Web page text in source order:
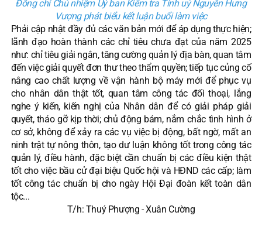
Đồng chí Chủ nhiệm Uỷ ban Kiểm tra Tỉnh uỷ Nguyễn Hưng
Vượng phát biểu kết luận buổi làm việc
Phải cập nhật đầy đủ các văn bản mới để áp dụng thực hiện;
lãnh đạo hoàn thành các chỉ tiêu chưa đạt của năm 2025
như: chỉ tiêu giải ngân, tăng cường quản lý địa bàn, quan tâm
đến việc giải quyết đơn thư theo thẩm quyền; tiếp tục củng cố
nâng cao chất lượng về vận hành bộ máy mới để phục vụ
cho nhân dân thật tốt, quan tâm công tác đối thoại, lắng
nghe ý kiến, kiến nghị của Nhân dân để có giải pháp giải
quyết, tháo gỡ kịp thời; chủ động bám, nắm chắc tình hình ở
cơ sở, không để xảy ra các vụ việc bị động, bất ngờ, mất an
ninh trật tự nông thôn, tạo dư luận không tốt trong công tác
quản lý, điều hành, đặc biệt cần chuẩn bị các điều kiện thật
tốt cho việc bầu cử đại biệu Quốc hội và HĐND các cấp; làm
tốt công tác chuẩn bị cho ngày Hội Đại đoàn kết toàn dân
tộc...
T/h: Thuý Phượng - Xuân Cường